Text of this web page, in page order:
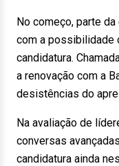
No começo, parte
com a possibilidade
candidatura.
a renovação com a
desistências do
Na avaliação de
conversas
candidatura ainda